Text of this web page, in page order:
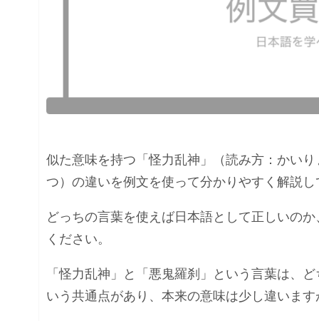
似た意味を持つ「怪力乱神」（読み方：かい
つ）の違いを例文を使って分かりやすく解説
どっちの言葉を使えば日本語として正しいの
ください。
「怪力乱神」と「悪鬼羅刹」という言葉は、
いう共通点があり、本来の意味は少し違いま